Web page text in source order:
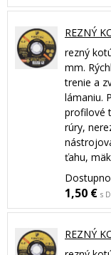
REZNÝ
rezný
mm.
trenie a
lámaniu.
profilové
rúry,
ťahu,
1,50 € s
REZNÝ